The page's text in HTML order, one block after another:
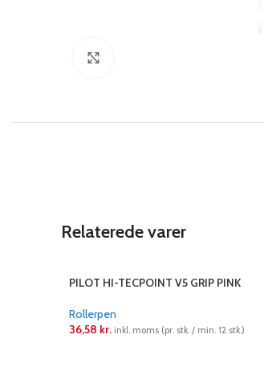
Relaterede varer
PILOT HI-TECPOINT V5 GRIP PINK
Rollerpen
36,58 kr. inkl. moms (pr. stk. / min. 12 stk.)